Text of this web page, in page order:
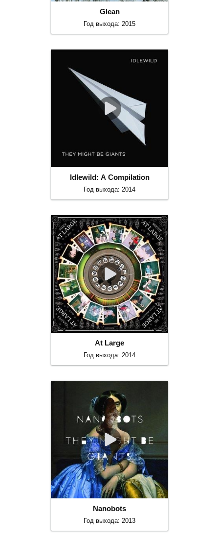
Glean
Год выхода: 2015
Idlewild: A Compilation
Год выхода: 2014
At Large
Год выхода: 2014
Nanobots
Год выхода: 2013